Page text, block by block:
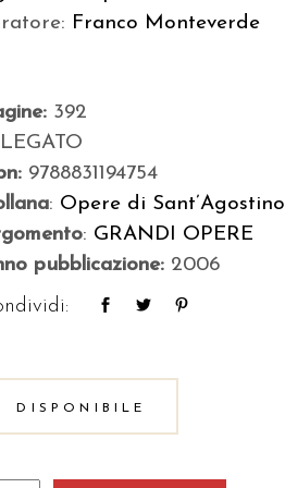
Franco Monteverde
392
9788831194754
: Opere di Sant’Agostino
: GRANDI OPERE
pubblicazione: 2006
DISPONIBILE